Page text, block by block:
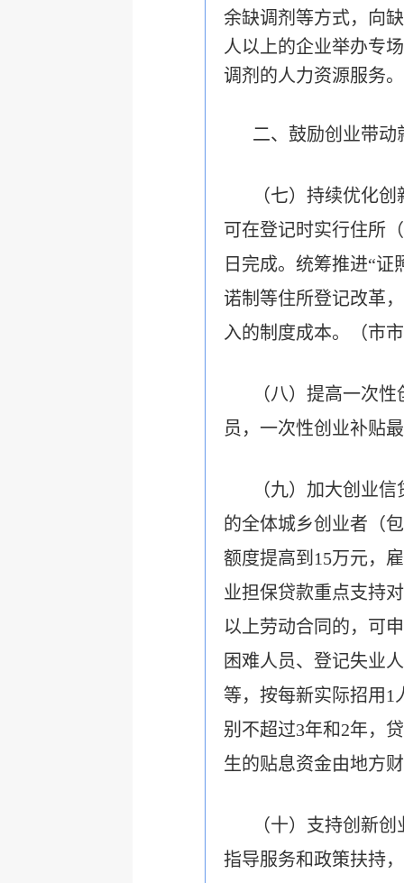
余缺调剂等方式，向
人以上的企业举办专
调剂的人力资源服务
二、鼓励创业带动
（七）持续优化
可在登记时实行住所
日完成。统筹推进“
诺制等住所登记改革
入的制度成本。（市
（八）提高一次
员，一次性创业补贴
（九）加大创业
的全体城乡创业者（
额度提高到15万元，
业担保贷款重点支持
以上劳动合同的，可
困难人员、登记失业
等，按每新实际招用1
别不超过3年和2年，
生的贴息资金由地方
（十）支持创新
指导服务和政策扶持